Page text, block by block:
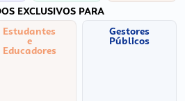
EXCLUSIVOS PARA
Estudantes
e
Educadores
Gestores
Públicos